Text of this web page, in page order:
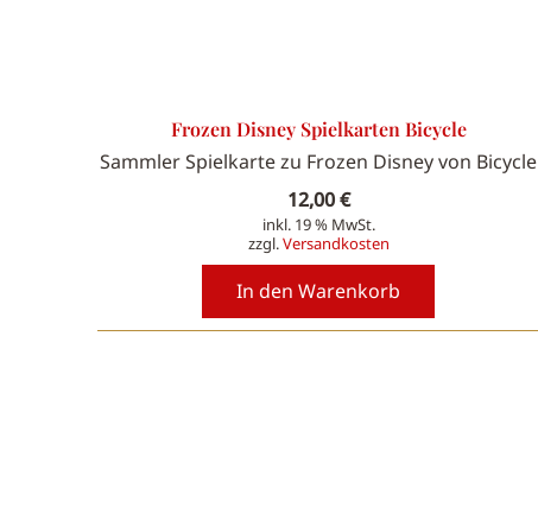
Frozen Disney Spielkarten Bicycle
Sammler Spielkarte zu Frozen Disney von Bicycle
12,00€
inkl. 19 % MwSt.
zzgl.Versandkosten
In den Warenkorb